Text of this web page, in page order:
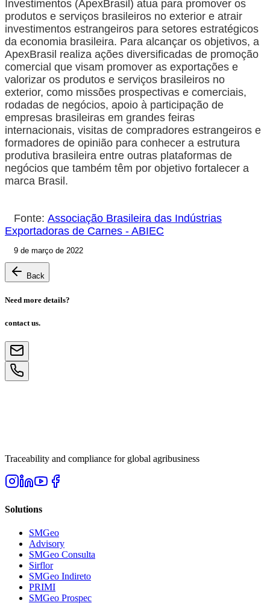
Investimentos (ApexBrasil) atua para promover os
produtos e serviços brasileiros no exterior e atrair
investimentos estrangeiros para setores estratégicos
da economia brasileira. Para alcançar os objetivos, a
ApexBrasil realiza ações diversificadas de promoção
comercial que visam promover as exportações e
valorizar os produtos e serviços brasileiros no
exterior, como missões prospectivas e comerciais,
rodadas de negócios, apoio à participação de
empresas brasileiras em grandes feiras
internacionais, visitas de compradores estrangeiros e
formadores de opinião para conhecer a estrutura
produtiva brasileira entre outras plataformas de
negócios que também têm por objetivo fortalecer a
marca Brasil.
Fonte: Associação Brasileira das Indústrias
Exportadoras de Carnes - ABIEC
9 de março de 2022
Back
Need more details?
contact us.
Traceability and compliance for global agribusiness
Solutions
SMGeo
Advisory
SMGeo Consulta
Sirflor
SMGeo Indireto
PRIMI
SMGeo Prospec